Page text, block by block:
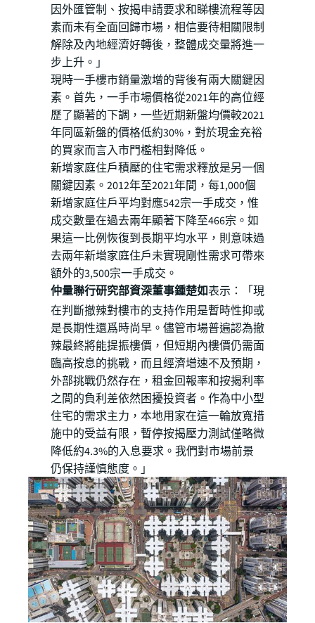
因外匯管制、按揭申請要求和睇樓流程等因
素而未有全面回歸市場，相信要待相關限制
解除及內地經濟好轉後，整體成交量將進一
步上升。」
現時一手樓市銷量激增的背後有兩大關鍵因
素。首先，一手市場價格從2021年的高位經
歷了顯著的下調，一些近期新盤均價較2021
年同區新盤的價格低約30%，對於現金充裕
的買家而言入市門檻相對降低。
新增家庭住戶積壓的住宅需求釋放是另一個
關鍵因素。2012年至2021年間，每1,000個
新增家庭住戶平均對應542宗一手成交，惟
成交數量在過去兩年顯著下降至466宗。如
果這一比例恢復到長期平均水平，則意味過
去兩年新增家庭住戶未實現剛性需求可帶來
額外的3,500宗一手成交。
仲量聯行研究部資深董事鍾楚如表示：「現
在判斷撤辣對樓市的支持作用是暫時性抑或
是長期性還爲時尚早。儘管市場普遍認為撤
辣最終將能提振樓價，但短期內樓價仍需面
臨高按息的挑戰，而且經濟增速不及預期，
外部挑戰仍然存在，租金回報率和按揭利率
之間的負利差依然困擾投資者。作為中小型
住宅的需求主力，本地用家在這一輪放寬措
施中的受益有限，暫停按揭壓力測試僅略微
降低約4.3%的入息要求。我們對市場前景
仍保持謹慎態度。」